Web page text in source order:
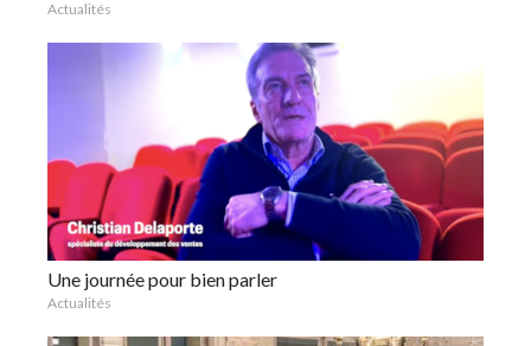
Actualités
Une journée pour bien parler
Actualités